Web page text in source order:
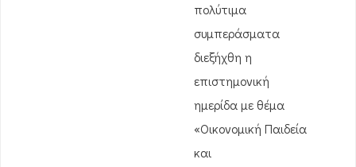
πολύτιμα
συμπεράσματα
διεξήχθη η
επιστημονική
ημερίδα με θέμα
«Οικονομική Παιδεία
και